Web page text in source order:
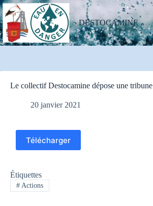
Passer
au
contenu
DESTOCAMINE
Le collectif Destocamine dépose une tribune
20 janvier 2021
Télécharger
Étiquettes
#Actions